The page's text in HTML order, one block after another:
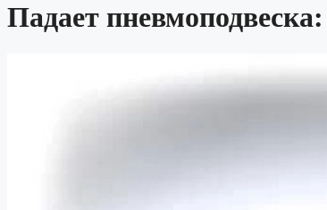
Падает